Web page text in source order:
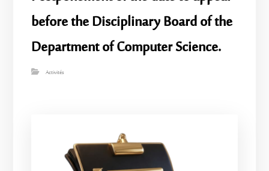
before the Disciplinary Board of the
Department of Computer Science.
Activités